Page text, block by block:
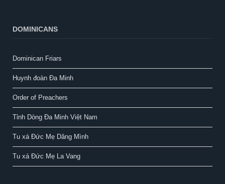
DOMINICANS
Dominican Friars
Huynh đoàn Đa Minh
Order of Preachers
Tỉnh Dòng Đa Minh Việt Nam
Tu xá Đức Mẹ Dâng Mình
Tu xá Đức Mẹ La Vang